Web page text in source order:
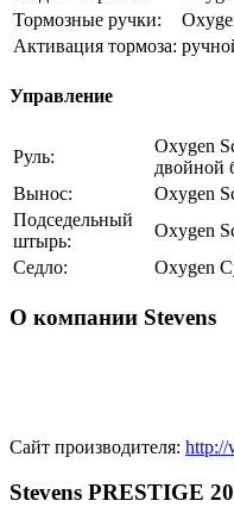
Тормозные ручки:
Активация тормоза:
Управление
Руль:
Oxygen
двойной
Вынос:
Oxygen
Подседельный
штырь:
Oxygen
Седло:
Oxygen
О компании Stevens
Сайт производителя: http://
Stevens PRESTIGE